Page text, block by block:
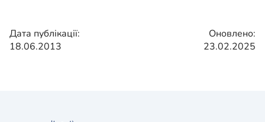
Дата публікації:
18.06.2013
Оновлено:
23.02.2025